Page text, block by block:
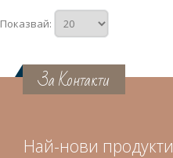
Показвай:
За Контакти
Най-нови продукти